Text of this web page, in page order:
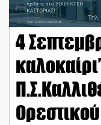
4
Ορεστικού